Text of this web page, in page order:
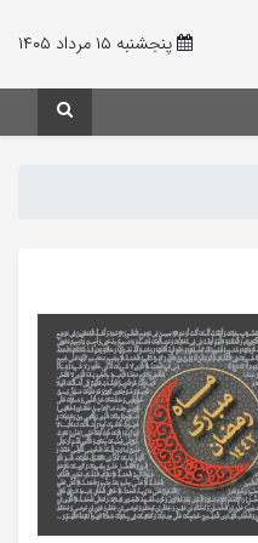
پنجشنبه ۱۵ مرداد ۱۴۰۵